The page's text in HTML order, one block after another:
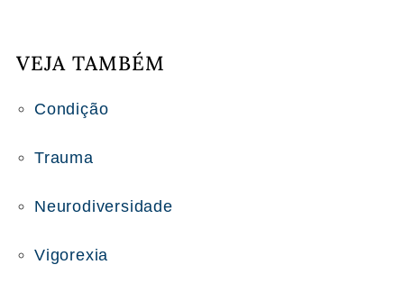
VEJA TAMBÉM
Condição
Trauma
Neurodiversidade
Vigorexia